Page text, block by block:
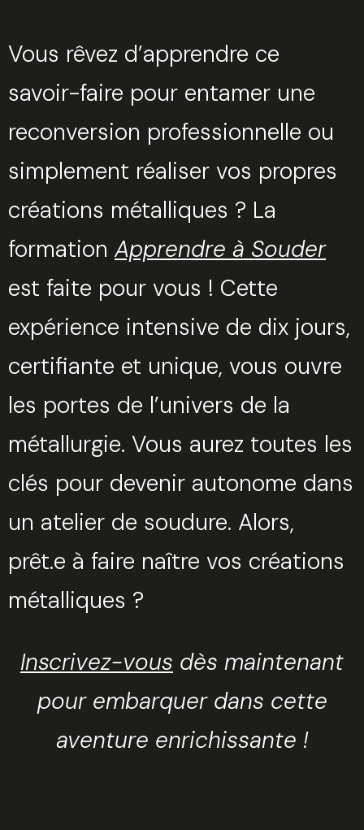
Vous rêvez d’apprendre ce
savoir-faire pour entamer une
reconversion professionnelle ou
simplement réaliser vos propres
créations métalliques ? La
formation Apprendre à Souder
est faite pour vous ! Cette
expérience intensive de dix jours,
certifiante et unique, vous ouvre
les portes de l’univers de la
métallurgie. Vous aurez toutes les
clés pour devenir autonome dans
un atelier de soudure. Alors,
prêt.e à faire naître vos créations
métalliques ?
Inscrivez-vous dès maintenant
pour embarquer dans cette
aventure enrichissante !